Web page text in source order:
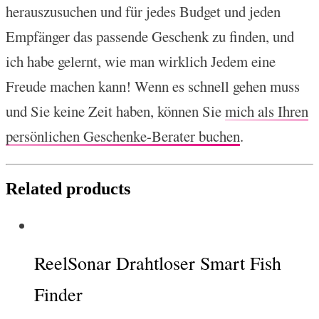
herauszusuchen und für jedes Budget und jeden
Empfänger das passende Geschenk zu finden, und
ich habe gelernt, wie man wirklich Jedem eine
Freude machen kann! Wenn es schnell gehen muss
und Sie keine Zeit haben, können Siemich als Ihren
persönlichen Geschenke-Berater buchen.
Related products
ReelSonar Drahtloser Smart Fish
Finder